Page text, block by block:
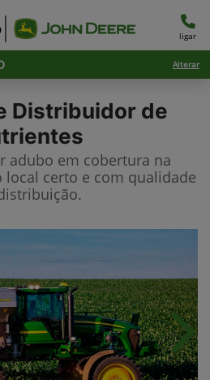
ligar
Alterar
Distribuidor de
adubo em cobertura na
local certo e com qualidade